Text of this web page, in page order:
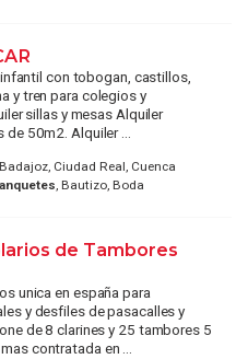
con tobogan, castillos,
y tren para colegios y
sillas y mesas Alquiler
50m2. Alquiler ...
Ciudad Real, Cuenca
, Bautizo, Boda
de Tambores
unica en españa para
y desfiles de pasacalles y
de 8 clarines y 25 tambores 5
contratada en ...